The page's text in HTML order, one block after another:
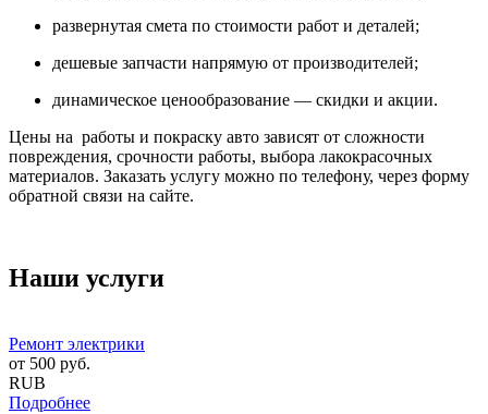
развернутая смета по стоимости работ и деталей;
дешевые запчасти напрямую от производителей;
динамическое ценообразование — скидки и акции.
Цены на работы и покраску авто зависят от сложности
повреждения, срочности работы, выбора лакокрасочных
материалов. Заказать услугу можно по телефону, через форму
обратной связи на сайте.
Наши услуги
Ремонт электрики
от 500 руб.
RUB
Подробнее